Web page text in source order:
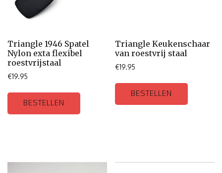
Triangle 1946 Spatel
Nylon exta flexibel
roestvrijstaal
€19.95
BESTELLEN
Triangle Keukenschaar
van roestvrij staal
€19.95
BESTELLEN